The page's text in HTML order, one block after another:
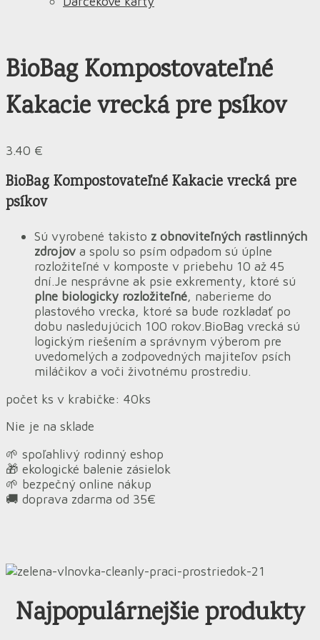
BioBag Kompostovateľné
Kakacie vrecká pre psíkov
3.40 €
BioBag Kompostovateľné Kakacie vrecká pre
psíkov
Sú vyrobené takisto z obnoviteľných rastlinných
zdrojov a spolu so psím odpadom sú úplne
rozložiteľné v komposte v priebehu 10 až 45
dní.Je nesprávne ak psie exkrementy, ktoré sú
plne biologicky rozložiteľné, naberieme do
plastového vrecka, ktoré sa bude rozkladať po
dobu nasledujúcich 100 rokov.BioBag vrecká sú
logickým riešením a správnym výberom pre
uvedomelých a zodpovedných majiteľov psích
miláčikov a voči životnému prostrediu.
počet ks v krabičke: 40ks
Nie je na sklade
🌱 spoľahlivý rodinný eshop
🎁 ekologické balenie zásielok
🌱 bezpečný online nákup
🚚 doprava zdarma od 35€
Najpopulárnejšie produkty